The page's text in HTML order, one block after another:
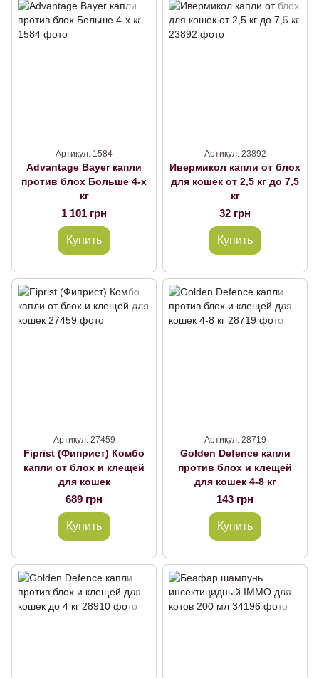
Артикул: 1584
Advantage Bayer капли
против блох Больше 4-х
кг
1 101 грн
Купить
Артикул: 23892
Ивермикол капли от блох
для кошек от 2,5 кг до 7,5
кг
32 грн
Купить
Артикул: 27459
Fiprist (Фиприст) Комбо
капли от блох и клещей
для кошек
689 грн
Купить
Артикул: 28719
Golden Defence капли
против блох и клещей
для кошек 4-8 кг
143 грн
Купить